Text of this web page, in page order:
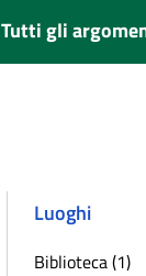
Tutti gli
Luoghi
Biblioteca (1)